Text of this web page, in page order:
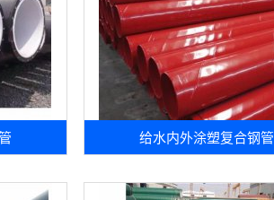
给水内外涂塑复合钢管